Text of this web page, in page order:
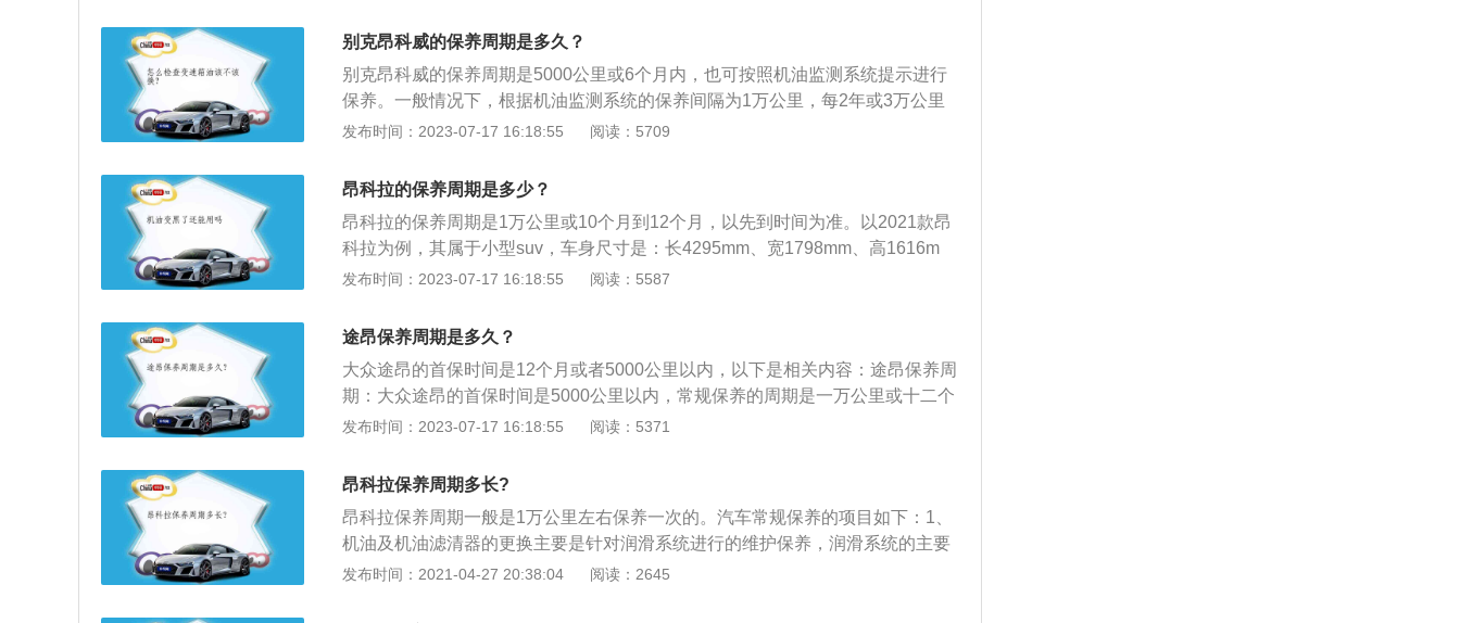
毫米、高1660毫米，轴距为2750毫米。2.动力方面：昂科威搭载的两台发动机采
用的是全铝材质打造，发动机还采用了DVT连续可变正时气门、SIDI智能缸内直
喷技术、双涡管涡轮增压器、进气中冷器、中空充钠排气门、活塞冷却喷嘴先进
的技术。
别克昂科威的保养周期是多久？
别克昂科威的保养周期是5000公里或6个月内，也可按照机油监测系统提示进行
保养。一般情况下，根据机油监测系统的保养间隔为1万公里，每2年或3万公里
更换汽油滤清器和刹车油，每2万公里更换空气、空调滤清器，每6万公里更换火
型SUV，长宽高分别是4694mm、1839mm、1686mm，轴距为2750mm，搭载1.
5T、2.0T两款涡轮增压发动机，匹配9挡手自一体、7挡双离合变速箱。
发布时间：2023-07-17 16:18:55 阅读：5709
昂科拉的保养周期是多少？
昂科拉的保养周期是1万公里或10个月到12个月，以先到时间为准。以2021款昂
科拉为例，其属于小型suv，车身尺寸是：长4295mm、宽1798mm、高1616m
m，轴距为2570mm，油箱容积为40l，整备质量为1285kg。2021款昂科拉前悬
增压发动机，最大马力是165ps，最大功率是121kw，最大扭矩是240nm，与其
匹配的是无级变速箱。
发布时间：2023-07-17 16:18:55 阅读：5587
途昂保养周期是多久？
大众途昂的首保时间是12个月或者5000公里以内，以下是相关内容：途昂保养周
期：大众途昂的首保时间是5000公里以内，常规保养的周期是一万公里或十二个
月。在保养周期即将到的时候，仪表也会有相应的保养提示。途昂保养内容：大
置保养信息、确定即可。在大众4S店里，一般会建议每5000公里进行一次小保养
（更换机油、机油格），每一万公里进行常规保养。
发布时间：2023-07-17 16:18:55 阅读：5371
昂科拉保养周期多长?
昂科拉保养周期一般是1万公里左右保养一次的。汽车常规保养的项目如下：1、
机油及机油滤清器的更换主要是针对润滑系统进行的维护保养，润滑系统的主要
作用就是对汽车发动机的各个部件进行有效的润滑，以防过度磨损；2、空气滤
发布时间：2021-04-27 20:38:04 阅读：2645